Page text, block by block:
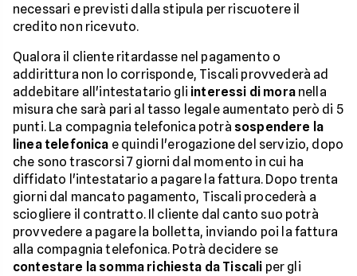
necessari e previsti dalla stipula per riscuotere il
credito non ricevuto.
Qualora il cliente ritardasse nel pagamento o
addirittura non lo corrisponde, Tiscali provvederà ad
addebitare all'intestatario gli interessi di moranella
misura che sarà pari al tasso legale aumentato però di 5
punti. La compagnia telefonica potrà sospendere la
linea telefonica e quindi l'erogazione del servizio, dopo
che sono trascorsi 7 giorni dal momento in cui ha
diffidato l'intestatario a pagare la fattura. Dopo trenta
giorni dal mancato pagamento, Tiscali procederà a
sciogliere il contratto. Il cliente dal canto suo potrà
provvedere a pagare la bolletta, inviando poi la fattura
alla compagnia telefonica. Potrà decidere se
contestare la somma richiesta da Tiscali per gli